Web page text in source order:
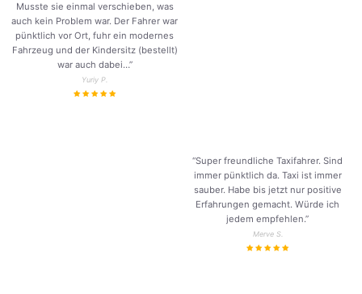
Musste sie einmal verschieben, was
auch kein Problem war. Der Fahrer war
pünktlich vor Ort, fuhr ein modernes
Fahrzeug und der Kindersitz (bestellt)
war auch dabei…”
Yuriy P.
“Super freundliche Taxifahrer. Sind
immer pünktlich da. Taxi ist immer
sauber. Habe bis jetzt nur positive
Erfahrungen gemacht. Würde ich
jedem empfehlen.”
Merve S.